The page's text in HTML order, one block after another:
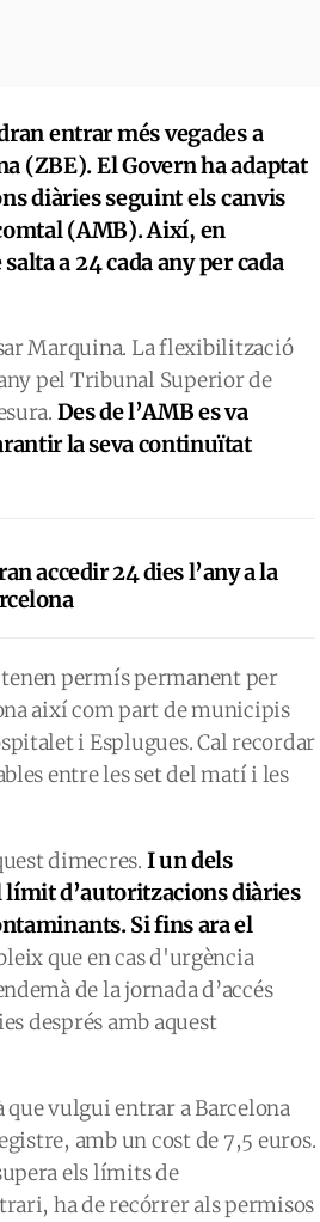
entrar més vegades a
(ZBE). El Govern ha adaptat
diàries seguint els canvis
(AMB). Així, en
a 24 cada any per cada
Marquina. La flexibilització
pel Tribunal Superior de
Des de l’AMB es va
la seva continuïtat
accedir 24 dies l’any a la
tenen permís permanent per
així com part de municipis
i Esplugues. Cal recordar
entre les set del matí i les
dimecres. I un dels
límit d’autoritzacions diàries
Si fins ara el
que en cas d'urgència
de la jornada d’accés
després amb aquest
que vulgui entrar a Barcelona
amb un cost de 7,5 euros.
els límits de
ha de recórrer als permisos